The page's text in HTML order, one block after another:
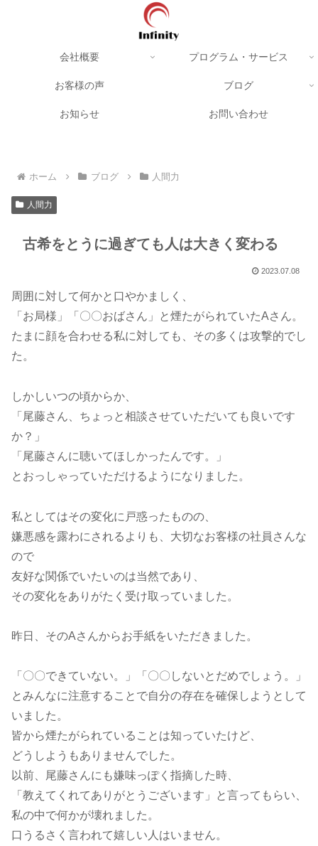
会社概要 プログラム・サービス
お客様の声 ブログ
お知らせ お問い合わせ
ホーム ブログ 人間力
人間力
古希をとうに過ぎても人は大きく変わる
2023.07.08
周囲に対して何かと口やかましく、
「お局様」「〇〇おばさん」と煙たがられていたAさん。
たまに顔を合わせる私に対しても、その多くは攻撃的でし
た。
しかしいつの頃からか、
「尾藤さん、ちょっと相談させていただいても良いです
か？」
「尾藤さんに聴いてほしかったんです。」
とおっしゃっていただけるようになりました。
私としてはその変化に戸惑ったものの、
嫌悪感を露わにされるよりも、大切なお客様の社員さんな
ので
友好な関係でいたいのは当然であり、
その変化をありがたく受け取っていました。
昨日、そのAさんからお手紙をいただきました。
「〇〇できていない。」「〇〇しないとだめでしょう。」
とみんなに注意することで自分の存在を確保しようとして
いました。
皆から煙たがられていることは知っていたけど、
どうしようもありませんでした。
以前、尾藤さんにも嫌味っぽく指摘した時、
「教えてくれてありがとうございます」と言ってもらい、
私の中で何かが壊れました。
口うるさく言われて嬉しい人はいません。